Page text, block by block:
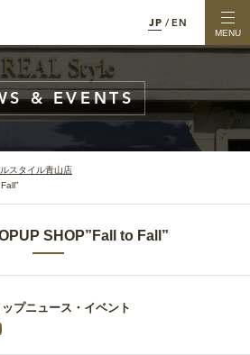
JP / EN
MENU
& EVENTS
スタイル青山店
SHOP”Fall to Fall”
プニュース・イベント